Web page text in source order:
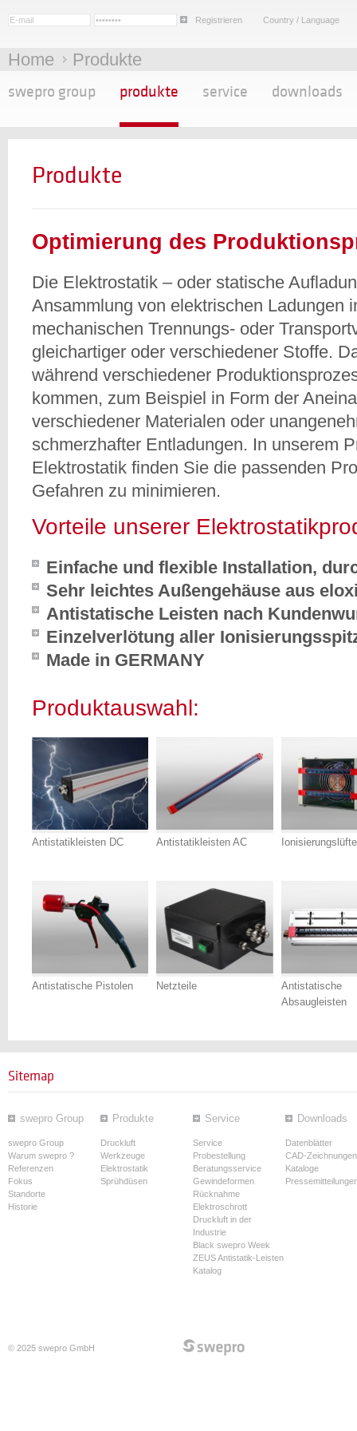
Registrieren Country / Language
Home Produkte
swepro group produkte service downloads
Produkte
Optimierung des
Die Elektrostatik – oder statische
Ansammlung von elektrischen Ladungen
mechanischen Trennungs- oder
gleichartiger oder verschiedener Stoffe.
während verschiedener
kommen, zum Beispiel in Form der
verschiedener Materialen oder
schmerzhafter Entladungen. In unserem
Elektrostatik finden Sie die passenden
Gefahren zu minimieren.
Vorteile unserer
Einfache und flexible Installation,
Sehr leichtes Außengehäuse aus
Antistatische Leisten nach
Einzelverlötung aller
Made in GERMANY
Produktauswahl:
Antistatikleisten DC Antistatikleisten AC
Antistatische Pistolen Netzteile
Antistatische
Absaugleisten
Sitemap
swepro Group
swepro Group
Warum swepro ?
Referenzen
Fokus
Standorte
Historie
Produkte
Druckluft
Werkzeuge
Elektrostatik
Sprühdüsen
Service
Service
Probestellung
Beratungsservice
Gewindeformen
Rücknahme
Elektroschrott
Druckluft in der
Industrie
Black swepro Week
ZEUS Antistatik-Leisten
Katalog
Downloads
Datenblätter
CAD-Zeichnungen
Kataloge
© 2025 swepro GmbH